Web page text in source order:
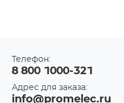
Телефон:
8 800 1000-321
Адрес для заказа:
info@promelec.ru